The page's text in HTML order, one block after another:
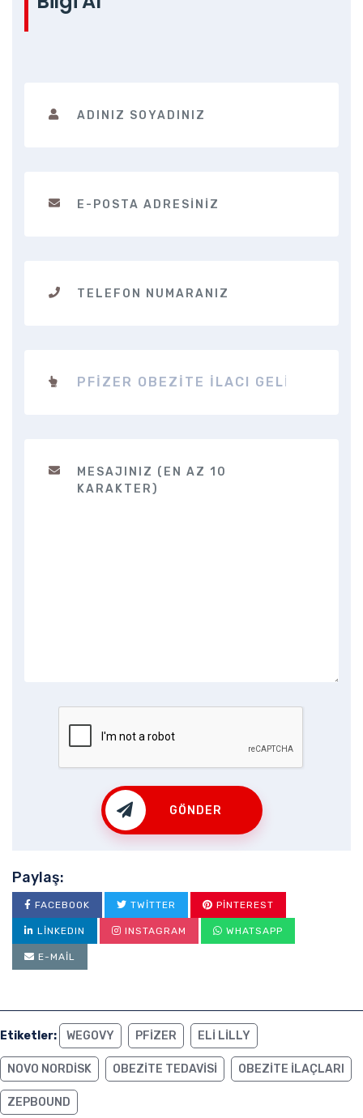
GÖNDER
Paylaş:
FACEBOOK TWITTER PINTEREST
LINKEDIN INSTAGRAM WHATSAPP
E-MAIL
Etiketler: WEGOVY PFIZER ELI LILLY
NOVO NORDISK OBEZITE TEDAVISI OBEZITE ILAÇLARI
ZEPBOUND